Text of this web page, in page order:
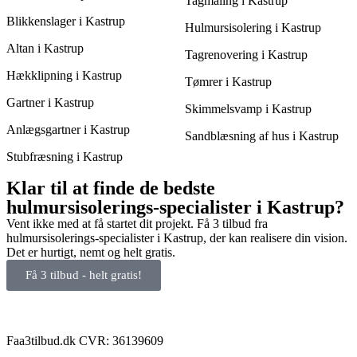
Blikkenslager i Kastrup
Altan i Kastrup
Hækklipning i Kastrup
Gartner i Kastrup
Anlægsgartner i Kastrup
Stubfræsning i Kastrup
Hulmursisolering i Kastrup
Tagrenovering i Kastrup
Tømrer i Kastrup
Skimmelsvamp i Kastrup
Sandblæsning af hus i Kastrup
Klar til at finde de bedste
hulmursisolerings-specialister i Kastrup?
Vent ikke med at få startet dit projekt. Få 3 tilbud fra
hulmursisolerings-specialister i Kastrup, der kan realisere din vision.
Det er hurtigt, nemt og helt gratis.
Få 3 tilbud - helt gratis!
Faa3tilbud.dk CVR: 36139609